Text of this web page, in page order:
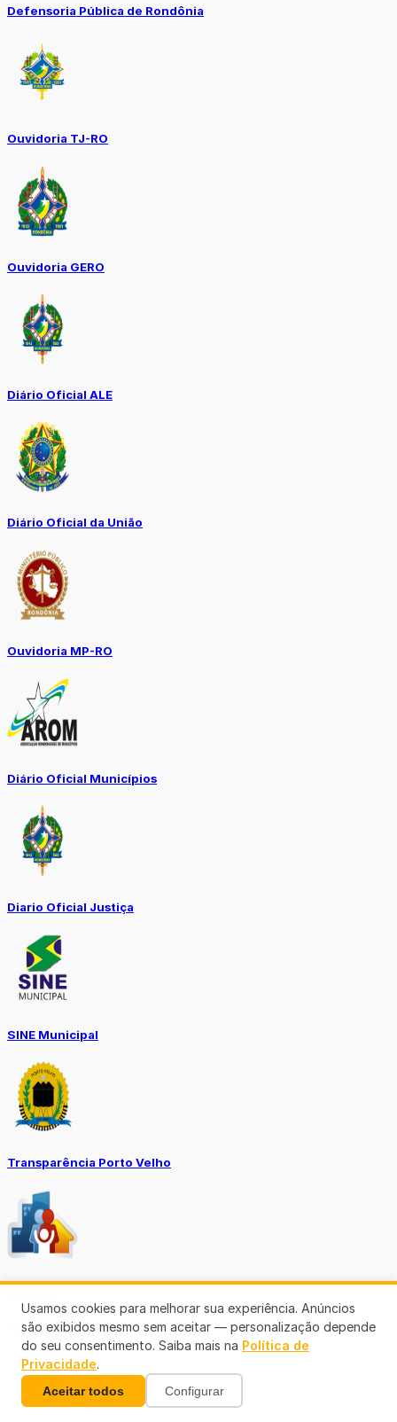
Defensoria Pública de Rondônia
Ouvidoria TJ-RO
Ouvidoria GERO
Diário Oficial ALE
Diário Oficial da União
Ouvidoria MP-RO
Diário Oficial Municípios
Diario Oficial Justiça
SINE Municipal
Transparência Porto Velho
(69)3901-3176
Usamos cookies para melhorar sua experiência. Anúncios
são exibidos mesmo sem aceitar — personalização depende
do seu consentimento. Saiba mais na Política de
Privacidade.
Aceitar todos Configurar